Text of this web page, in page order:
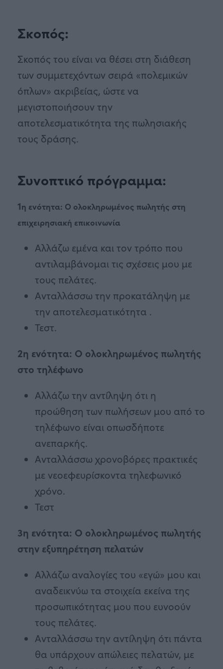
Σκοπός:
Σκοπός του είναι να θέσει στη διάθεση
των συμμετεχόντων σειρά «πολεμικών
όπλων» ακριβείας, ώστε να
μεγιστοποιήσουν την
αποτελεσματικότητα της πωλησιακής
τους δράσης.
Συνοπτικό πρόγραμμα:
1η ενότητα: O ολοκληρωμένος πωλητής στη
επιχειρησιακή επικοινωνία
Αλλάζω εμένα και τον τρόπο που
αντιλαμβάνομαι τις σχέσεις μου με
τους πελάτες.
Ανταλλάσσω την προκατάληψη με
την αποτελεσματικότητα .
Τεστ.
2η ενότητα: Ο ολοκληρωμένος πωλητής
στο τηλέφωνο
Αλλάζω την αντίληψη ότι η
προώθηση των πωλήσεων μου από το
τηλέφωνο είναι οπωσδήποτε
ανεπαρκής.
Ανταλλάσσω χρονοβόρες πρακτικές
με νεοεφευρίσκοντα τηλεφωνικό
χρόνο.
Τεστ
3η ενότητα: O ολοκληρωμένος πωλητής
στην εξυπηρέτηση πελατών
Αλλάζω αναλογίες του «εγώ» μου και
αναδεικνύω τα στοιχεία εκείνα της
προσωπικότητας μου που ευνοούν
τους πελάτες.
Ανταλλάσσω την αντίληψη ότι πάντα
θα υπάρχουν απώλειες πελατών, με